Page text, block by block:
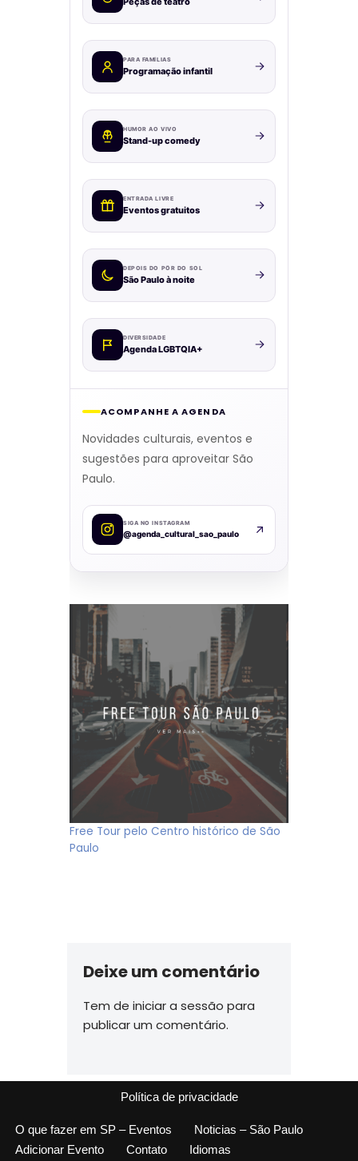
PARA FAMÍLIAS
Programação infantil
HUMOR AO VIVO
Stand-up comedy
ENTRADA LIVRE
Eventos gratuitos
DEPOIS DO PÔR DO SOL
São Paulo à noite
DIVERSIDADE
Agenda LGBTQIA+
ACOMPANHE A AGENDA
Novidades culturais, eventos e
sugestões para aproveitar São
Paulo.
SIGA NO INSTAGRAM
@agenda_cultural_sao_paulo
Free Tour pelo Centro histórico de São
Paulo
Deixe um comentário
Tem de iniciar a sessão para
publicar um comentário.
Política de privacidade
O que fazer em SP – Eventos
Noticias – São Paulo
Adicionar Evento
Contato Idiomas